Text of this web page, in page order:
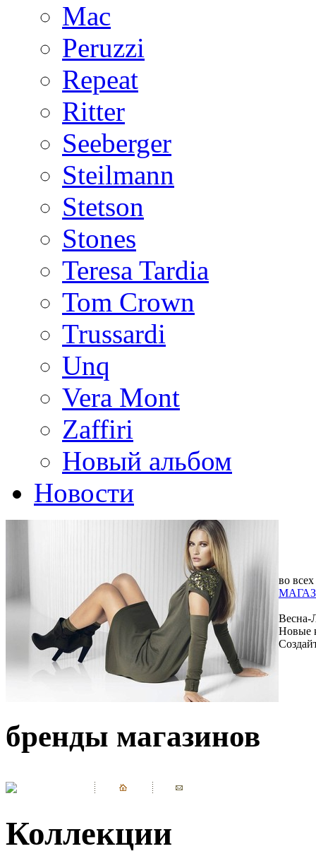
Mac
Peruzzi
Repeat
Ritter
Seeberger
Steilmann
Stetson
Stones
Teresa Tardia
Tom Crown
Trussardi
Unq
Vera Mont
Zaffiri
Новый альбом
Новости
во всех
Весна-
Новые
бренды магазинов
Коллекции